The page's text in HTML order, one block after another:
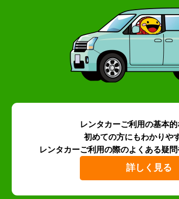
レンタカーご利用の基本
初めての方にもわかりや
レンタカーご利用の際のよくある疑問
詳しく見る